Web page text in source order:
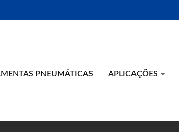
PNEUMÁTICAS APLICAÇÕES